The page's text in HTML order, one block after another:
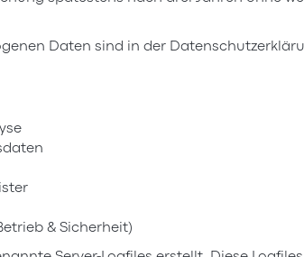
Daten sind in der
& Sicherheit)